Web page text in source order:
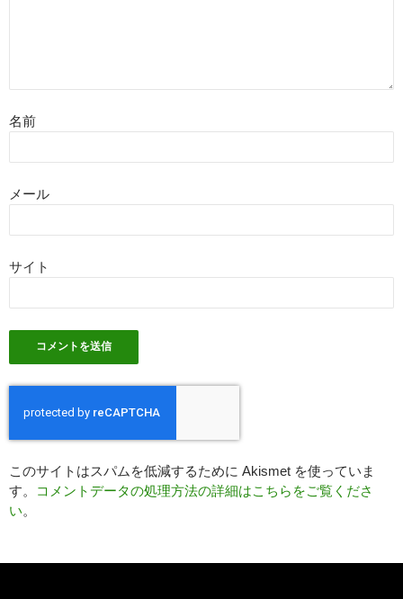
名前
メール
サイト
このサイトはスパムを低減するために Akismet を使っていま
す。
コメントデータの処理方法の詳細はこちらをご覧くださ
い。